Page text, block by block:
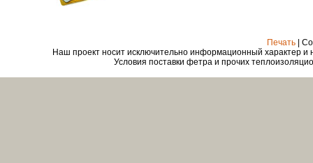
Печать |
Наш проект носит исключительно информационный характер и
Условия поставки фетра и прочих